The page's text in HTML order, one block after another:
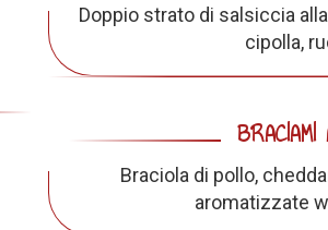
Doppio strato di salsiccia
cipolla,
BRACIAMI
Braciola di pollo,
aromatizzate